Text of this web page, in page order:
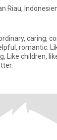
Riau,
caring,
traveling, gardening,
Like children,